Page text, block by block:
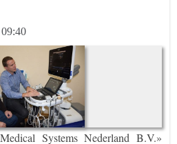
Systems Nederland B.V.»